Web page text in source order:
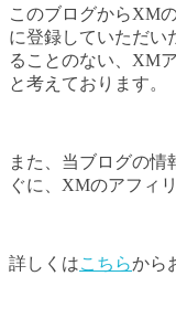
このブログからXM
に登録していただい
ることのない、XM
と考えております。
また、当ブログの情
ぐに、XMのアフィ
詳しくはこちらから